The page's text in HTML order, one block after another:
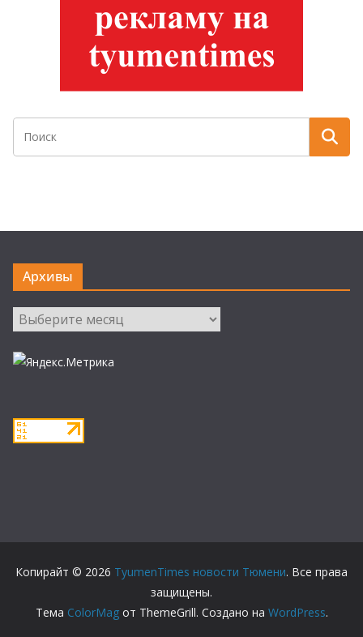
Архивы
Архивы
Копирайт © 2026 TyumenTimes новости Тюмени. Все права
защищены.
Тема ColorMagот ThemeGrill. Создано на WordPress.